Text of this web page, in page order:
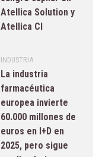
Atellica Solution y
Atellica CI
INDUSTRIA
La industria
farmacéutica
europea invierte
60.000 millones de
euros en I+D en
2025, pero sigue